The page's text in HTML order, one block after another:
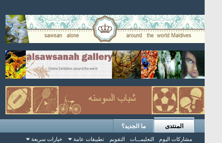
المنتدى
مشاركات اليوم التعليمـــات التقويم تطبيقات عامة خيارات سريعة
ما الجديد؟